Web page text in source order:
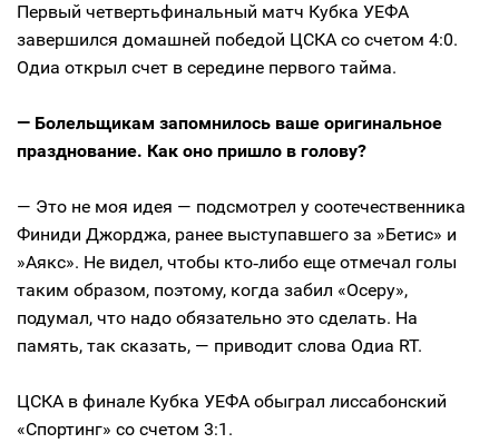
Первый четвертьфинальный матч Кубка УЕФА
завершился домашней победой ЦСКА со счетом 4:0.
Одиа открыл счет в середине первого тайма.
— Болельщикам запомнилось ваше оригинальное
празднование. Как оно пришло в голову?
— Это не моя идея — подсмотрел у соотечественника
Финиди Джорджа, ранее выступавшего за »Бетис» и
»Аякс». Не видел, чтобы кто‑либо еще отмечал голы
таким образом, поэтому, когда забил «Осеру»,
подумал, что надо обязательно это сделать. На
память, так сказать, — приводит слова Одиа RT.
ЦСКА в финале Кубка УЕФА обыграл лиссабонский
«Спортинг» со счетом 3:1.